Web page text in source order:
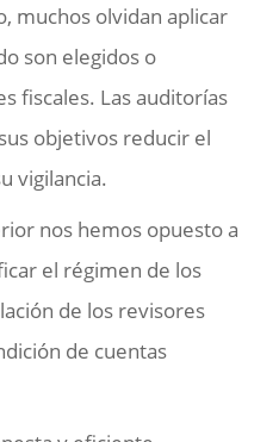
muchos olvidan aplicar
son elegidos o
fiscales. Las auditorías
objetivos reducir el
vigilancia.
nos hemos opuesto a
el régimen de los
de los revisores
de cuentas